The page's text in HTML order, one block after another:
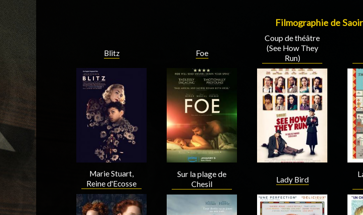
Filmographie de
Blitz Foe
Coup de théâtre
(See How They
Run)
Marie Stuart,
Reine d'Ecosse
Sur la plage de
Chesil
Lady Bird